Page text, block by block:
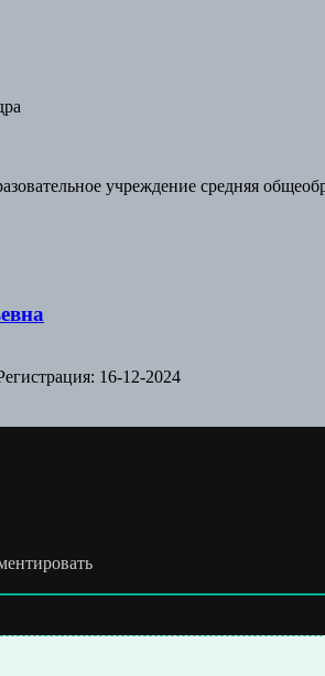
учреждение средняя
16-12-2024